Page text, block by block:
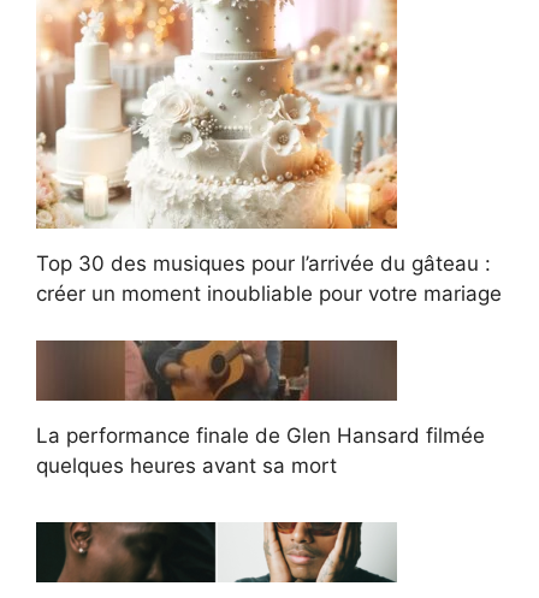
Top 30 des musiques pour l’arrivée du gâteau :
créer un moment inoubliable pour votre mariage
La performance finale de Glen Hansard filmée
quelques heures avant sa mort